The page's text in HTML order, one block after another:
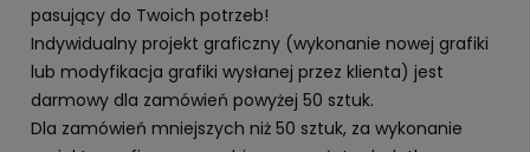
pasujący do Twoich potrzeb!
Indywidualny projekt graficzny (wykonanie nowej grafiki
lub modyfikacja grafiki wysłanej przez klienta) jest
darmowy dla zamówień powyżej 50 sztuk.
Dla zamówień mniejszych niż 50 sztuk, za wykonanie